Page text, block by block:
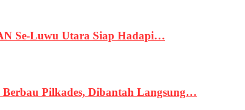
Se-Luwu Utara Siap Hadapi…
Pilkades, Dibantah Langsung…